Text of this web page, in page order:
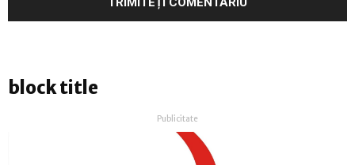
block title
Publicitate